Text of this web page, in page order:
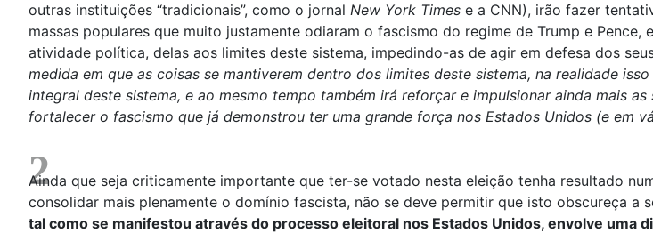
outras instituições “tradicionais”, como o jornal New York Times e a CNN), irão fazer
massas populares que muito justamente odiaram o fascismo do regime de Trump e
atividade política, delas aos limites deste sistema, impedindo-as de agir em defesa dos
medida em que as coisas se mantiverem dentro dos limites deste sistema, na realidade
integral deste sistema, e ao mesmo tempo também irá reforçar e impulsionar ainda mais
fortalecer o fascismo que já demonstrou ter uma grande força nos Estados Unidos (e em
2
Ainda que seja criticamente importante que ter-se votado nesta eleição tenha resultado
consolidar mais plenamente o domínio fascista, não se deve permitir que isto obscureça a
tal como se manifestou através do processo eleitoral nos Estados Unidos, envolve